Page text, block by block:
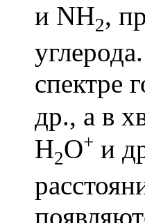
и NH2,
спектре
др., а в
H2O+ и